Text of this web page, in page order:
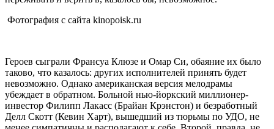
Фотография с сайта kinopoisk.ru
Героев сыграли Франсуа Клюзе и Омар Си, обаяние их было
таково, что казалось: других исполнителей принять будет
невозможно. Однако американская версия мелодрамы
убеждает в обратном. Больной нью-йоркский миллионер-
инвестор Филипп Лакасс (Брайан Крэнстон) и безработный
Делл Скотт (Кевин Харт), вышедший из тюрьмы по УДО, не